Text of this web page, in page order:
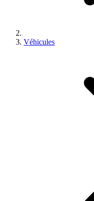
Véhicules